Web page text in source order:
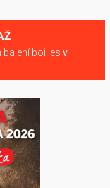
balení boilies v